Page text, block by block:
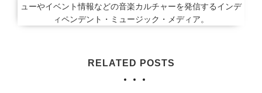
ューやイベント情報などの音楽カルチャーを発信するインデ
ィペンデント・ミュージック・メディア。
RELATED POSTS